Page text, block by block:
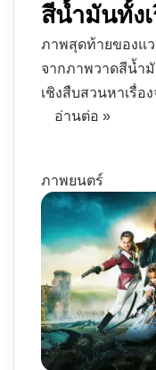
สีน้ำมันทั้ง
ภาพสุดท้ายของแว
จากภาพวาดสีน้ำ
เชิงสืบสวนหาเรื่อ
อ่านต่อ »
ภาพยนตร์